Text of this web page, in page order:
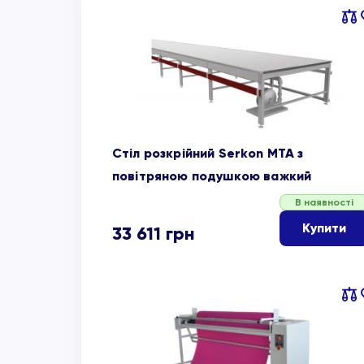
Стіл розкрійний Serkon MTA з
повітряною подушкою важкий
33 611 грн
В наявності
Купити